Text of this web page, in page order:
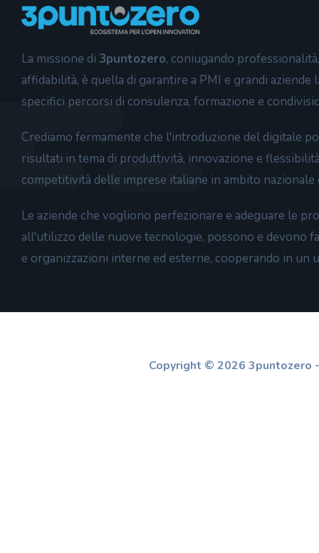
La missione di 3puntozero, coniugando
affidabilità, è quella di garantire a PMI e grandi
specifici percorsi di consulenza, formazione e
Crediamo fermamente che l'introduzione del digitale
risultati in tema di produttività, innovazione e
competitività delle imprese italiane in ambito nazionale
Le aziende che vogliono perfezionare e adeguare le
all'utilizzo delle nuove tecnologie, possono e devono
e organizzazioni interne ed esterne, cooperando in un
Copyright © 2026 3puntozero